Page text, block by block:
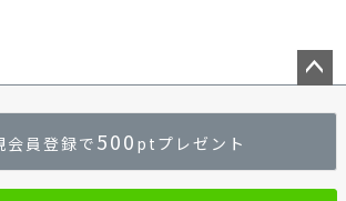
ジト
へ
会員登録で 500 ptプレゼント